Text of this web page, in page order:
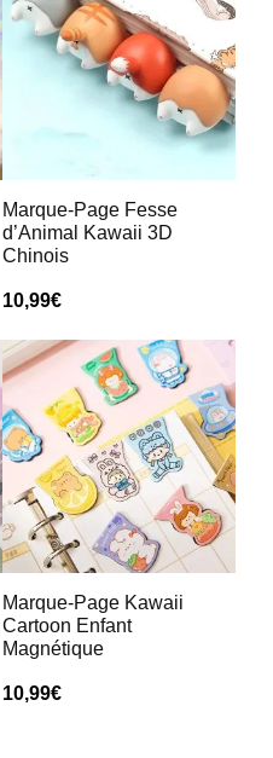
Marque-Page Fesse
d’Animal Kawaii 3D
Chinois
10,99€
Marque-Page Kawaii
Cartoon Enfant
Magnétique
10,99€